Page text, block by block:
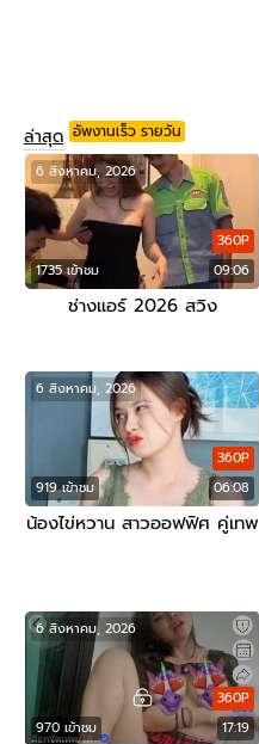
ล่าสุด อัพงานเร็ว รายวัน
1735 เข้าชม 09:06
360P
6 สิงหาคม, 2026
ช่างแอร์ 2026 สวิง
919 เข้าชม 06:08
360P
6 สิงหาคม, 2026
น้องไข่หวาน สาวออฟฟิศ คู่เทพ
970 เข้าชม 17:19
360P
6 สิงหาคม, 2026